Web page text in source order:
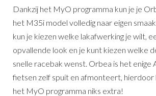
Dankzij het MyO programma kun je je
het M35i model volledig naar eigen
kun je kiezen welke lakafwerking je wilt,
opvallende look en je kunt kiezen welke
snelle racebak wenst. Orbea is het enige
fietsen zelf spuit en afmonteert,
het MyO programma niks extra!